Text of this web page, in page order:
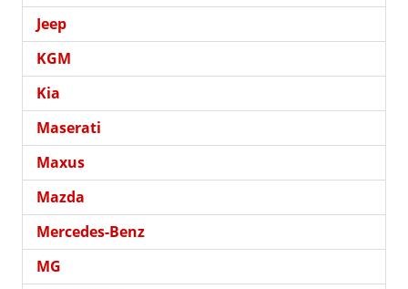
Jeep
KGM
Kia
Maserati
Maxus
Mazda
Mercedes-Benz
MG